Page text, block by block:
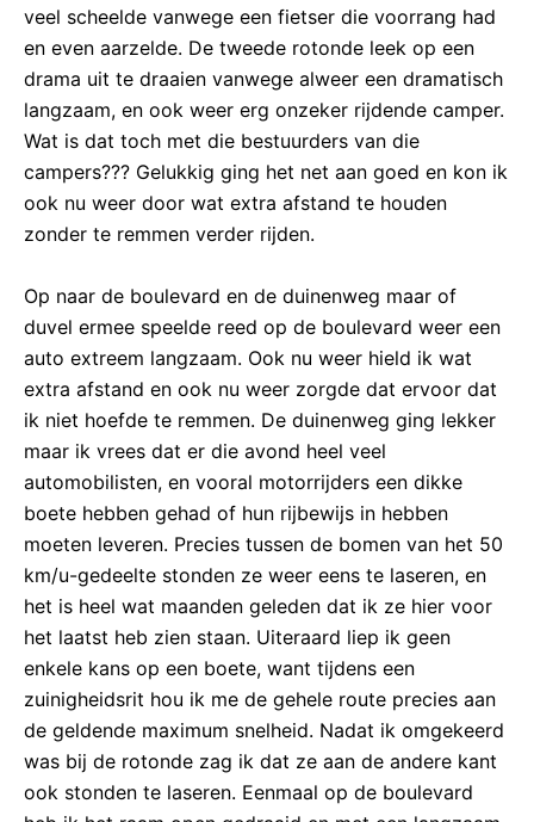
veel scheelde vanwege een fietser die voorrang had
en even aarzelde. De tweede rotonde leek op een
drama uit te draaien vanwege alweer een dramatisch
langzaam, en ook weer erg onzeker rijdende camper.
Wat is dat toch met die bestuurders van die
campers??? Gelukkig ging het net aan goed en kon ik
ook nu weer door wat extra afstand te houden
zonder te remmen verder rijden.
Op naar de boulevard en de duinenweg maar of
duvel ermee speelde reed op de boulevard weer een
auto extreem langzaam. Ook nu weer hield ik wat
extra afstand en ook nu weer zorgde dat ervoor dat
ik niet hoefde te remmen. De duinenweg ging lekker
maar ik vrees dat er die avond heel veel
automobilisten, en vooral motorrijders een dikke
boete hebben gehad of hun rijbewijs in hebben
moeten leveren. Precies tussen de bomen van het 50
km/u-gedeelte stonden ze weer eens te laseren, en
het is heel wat maanden geleden dat ik ze hier voor
het laatst heb zien staan. Uiteraard liep ik geen
enkele kans op een boete, want tijdens een
zuinigheidsrit hou ik me de gehele route precies aan
de geldende maximum snelheid. Nadat ik omgekeerd
was bij de rotonde zag ik dat ze aan de andere kant
ook stonden te laseren. Eenmaal op de boulevard